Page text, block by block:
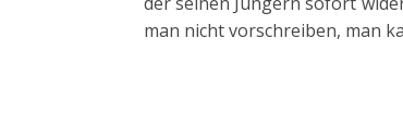
man nicht vorschreiben, man